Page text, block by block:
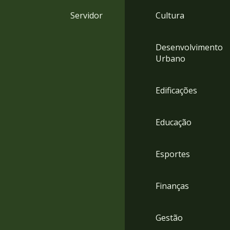
Servidor Cultura
Desenvolvimento
Urbano
Edificações
Educação
Esportes
Finanças
Gestão